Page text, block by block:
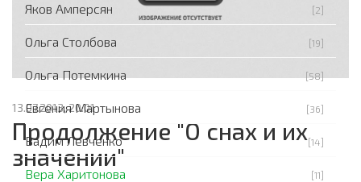
13.07.2013, 20:01
Продолжение "О снах и их
значении"
Яков Амперсян [2]
Ольга Столбова [19]
Ольга Потемкина [58]
Евгения Мартынова [36]
Вадим Левченко [14]
Вера Харитонова [11]